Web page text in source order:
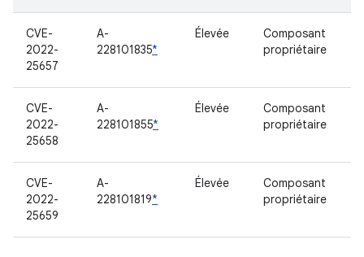
CVE-
2022-
25657
A-
228101835*
Élevée
Composant
propriétaire
CVE-
2022-
25658
A-
228101855*
Élevée
Composant
propriétaire
CVE-
2022-
25659
A-
228101819*
Élevée
Composant
propriétaire